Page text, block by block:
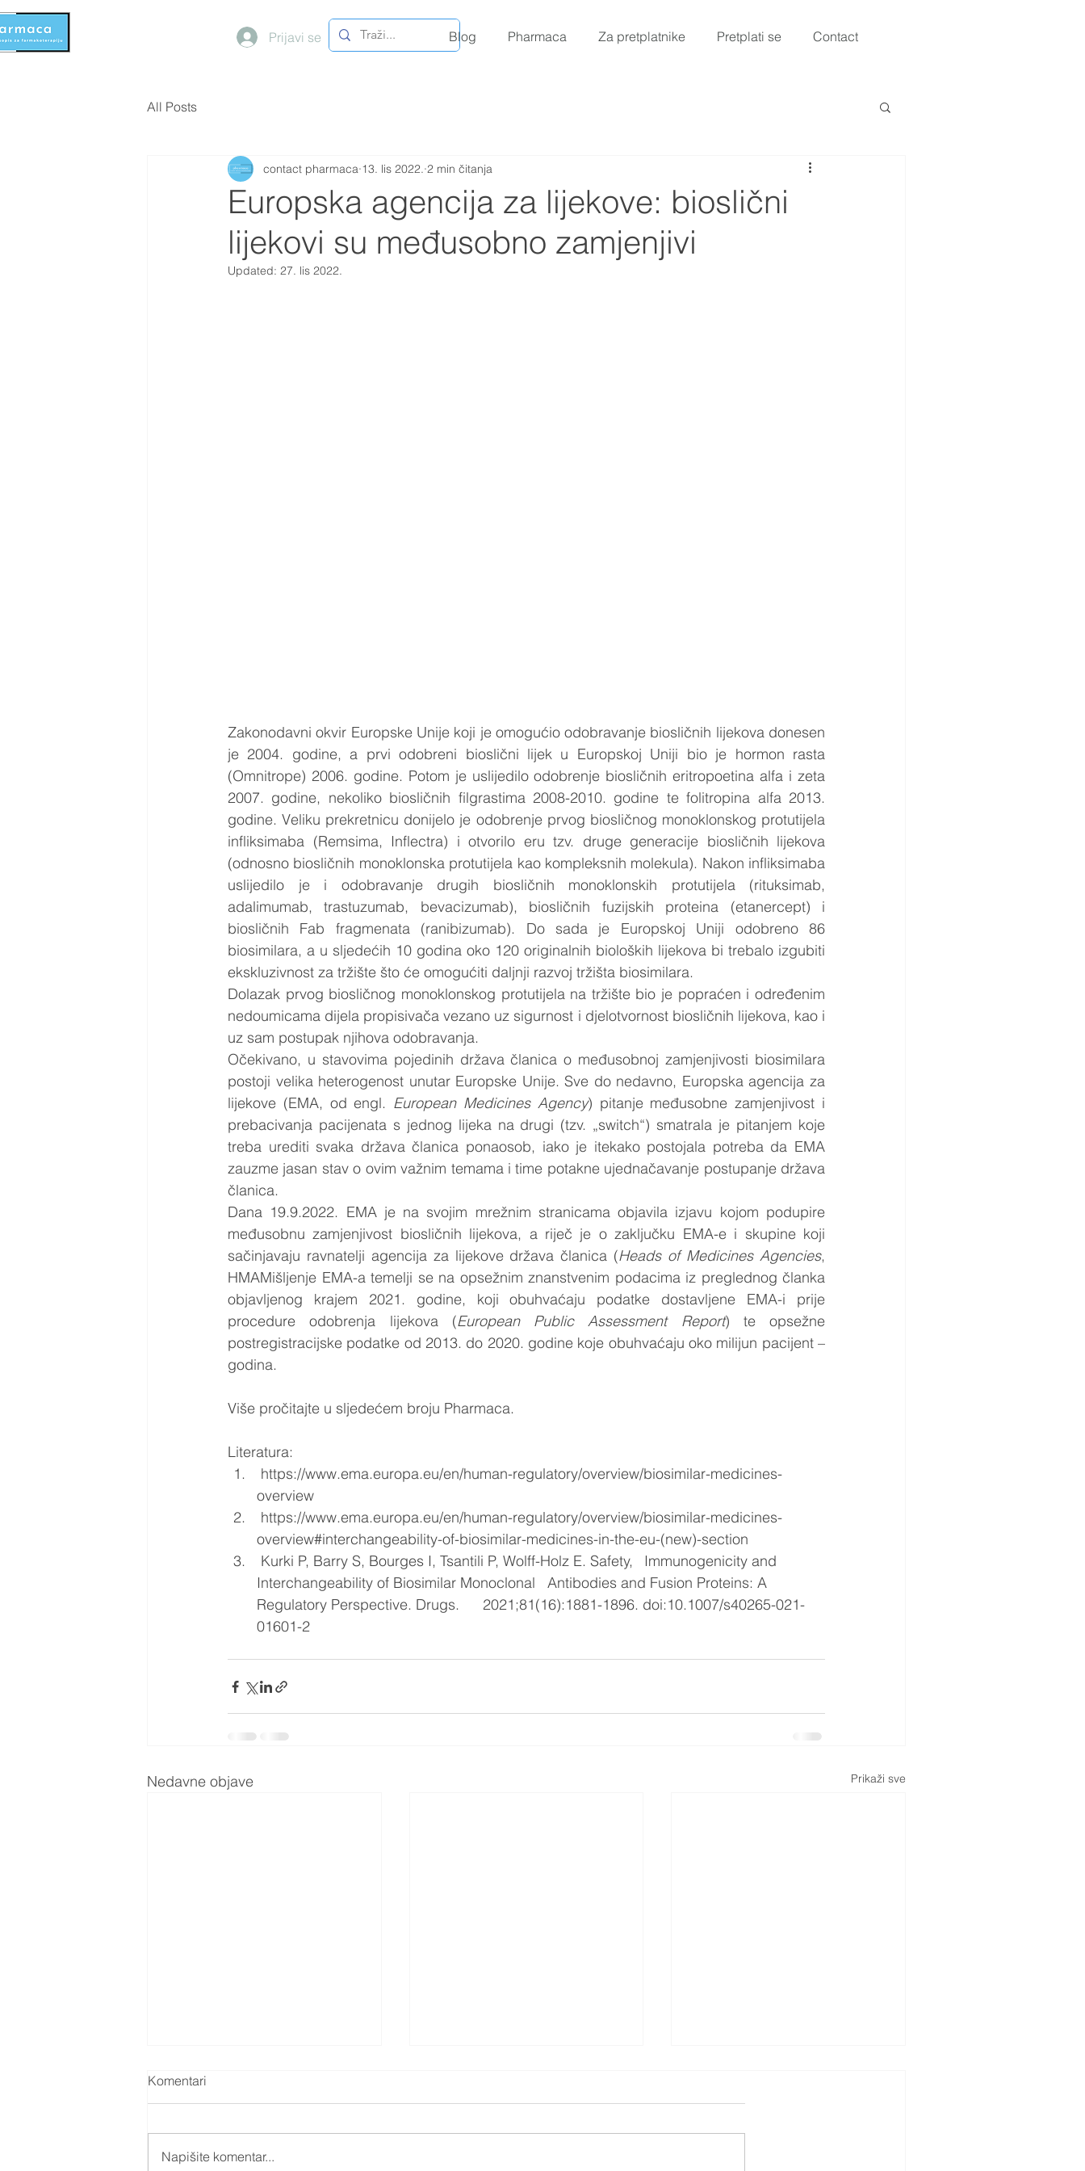
Blog Pharmaca Za pretplatnike Pretplati se Contact
Prijavi se
All Posts
Europska agencija za lijekove: bioslični
lijekovi su međusobno zamjenjivi
contact pharmaca 13. lis 2022. 2 min čitanja
Updated: 27. lis 2022.
Zakonodavni okvir Europske Unije koji je omogućio odobravanje biosličnih lijekova donesen
je 2004. godine, a prvi odobreni bioslični lijek u Europskoj Uniji bio je hormon rasta
(Omnitrope) 2006. godine. Potom je uslijedilo odobrenje biosličnih eritropoetina alfa i zeta
2007. godine, nekoliko biosličnih filgrastima 2008-2010. godine te folitropina alfa 2013.
godine. Veliku prekretnicu donijelo je odobrenje prvog biosličnog monoklonskog protutijela
infliksimaba (Remsima, Inflectra) i otvorilo eru tzv. druge generacije biosličnih lijekova
(odnosno biosličnih monoklonska protutijela kao kompleksnih molekula). Nakon infliksimaba
uslijedilo je i odobravanje drugih biosličnih monoklonskih protutijela (rituksimab,
adalimumab, trastuzumab, bevacizumab), biosličnih fuzijskih proteina (etanercept) i
biosličnih Fab fragmenata (ranibizumab). Do sada je Europskoj Uniji odobreno 86
biosimilara, a u sljedećih 10 godina oko 120 originalnih bioloških lijekova bi trebalo izgubiti
ekskluzivnost za tržište što će omogućiti daljnji razvoj tržišta biosimilara.
Dolazak prvog biosličnog monoklonskog protutijela na tržište bio je popraćen i određenim
nedoumicama dijela propisivača vezano uz sigurnost i djelotvornost biosličnih lijekova, kao i
uz sam postupak njihova odobravanja.
Očekivano, u stavovima pojedinih država članica o međusobnoj zamjenjivosti biosimilara
postoji velika heterogenost unutar Europske Unije. Sve do nedavno, Europska agencija za
lijekove (EMA, od engl. European Medicines Agency) pitanje međusobne zamjenjivost i
prebacivanja pacijenata s jednog lijeka na drugi (tzv. „switch“) smatrala je pitanjem koje
treba urediti svaka država članica ponaosob, iako je itekako postojala potreba da EMA
zauzme jasan stav o ovim važnim temama i time potakne ujednačavanje postupanje država
članica.
Dana 19.9.2022. EMA je na svojim mrežnim stranicama objavila izjavu kojom podupire
međusobnu zamjenjivost biosličnih lijekova, a riječ je o zaključku EMA-e i skupine koji
sačinjavaju ravnatelji agencija za lijekove država članica (Heads of Medicines Agencies,
HMAMišljenje EMA-a temelji se na opsežnim znanstvenim podacima iz preglednog članka
objavljenog krajem 2021. godine, koji obuhvaćaju podatke dostavljene EMA-i prije
procedure odobrenja lijekova (European Public Assessment Report) te opsežne
postregistracijske podatke od 2013. do 2020. godine koje obuhvaćaju oko milijun pacijent –
godina.
Više pročitajte u sljedećem broju Pharmaca.
Literatura:
overview
overview#interchangeability-of-biosimilar-medicines-in-the-eu-(new)-section
Interchangeability of Biosimilar Monoclonal 	Antibodies and Fusion Proteins: A
Regulatory Perspective. Drugs. 	2021;81(16):1881-1896. doi:10.1007/s40265-021-
01601-2
Nedavne objave Prikaži sve
Komentari
Napišite komentar...